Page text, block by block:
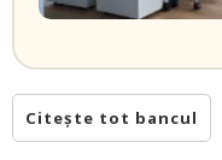
Citește tot bancul